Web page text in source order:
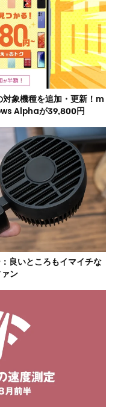
象機種を追加・更新！m
Alphaが39,800円
良いところもイマイチな
ン